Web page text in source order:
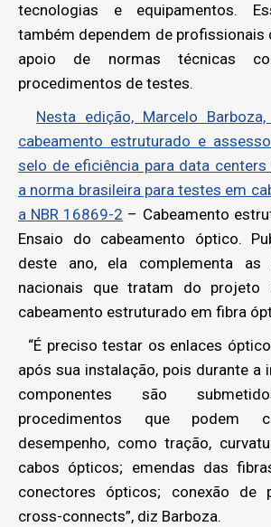
tecnologias e equipamentos.
também dependem de profissionais
apoio de normas técnicas
procedimentos de testes.
Nesta edição, Marcelo
cabeamento estruturado e
selo de eficiência para data centers
a norma brasileira para testes em
a NBR 16869-2 – Cabeamento
Ensaio do cabeamento óptico.
deste ano, ela complementa as
nacionais que tratam do projeto
cabeamento estruturado em fibra
“É preciso testar os enlaces
após sua instalação, pois durante a
componentes são
procedimentos que podem
desempenho, como tração,
cabos ópticos; emendas das
conectores ópticos; conexão de
cross-connects”, diz Barboza.